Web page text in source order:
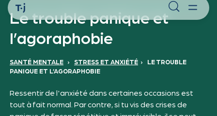
Le trouble panique et
l’agoraphobie
SANTÉ MENTALE › STRESS ET ANXIÉTÉ › LE TROUBLE
PANIQUE ET L’AGORAPHOBIE
Ressentir de l'anxiété dans certaines occasions est
tout à fait normal. Par contre, si tu vis des crises de